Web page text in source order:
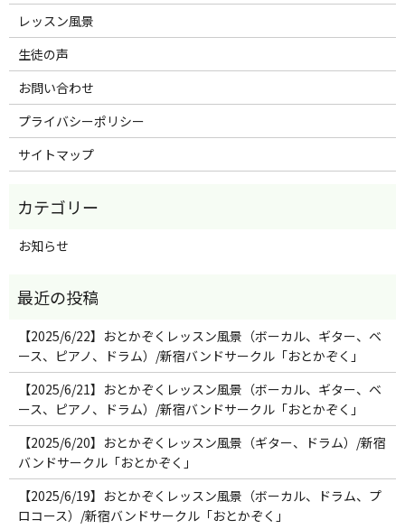
レッスン風景
生徒の声
お問い合わせ
プライバシーポリシー
サイトマップ
お知らせ
【2025/6/22】おとかぞくレッスン風景（ボーカル、ギター、ベ
ース、ピアノ、ドラム）/新宿バンドサークル「おとかぞく」
【2025/6/21】おとかぞくレッスン風景（ボーカル、ギター、ベ
ース、ピアノ、ドラム）/新宿バンドサークル「おとかぞく」
【2025/6/20】おとかぞくレッスン風景（ギター、ドラム）/新宿
バンドサークル「おとかぞく」
【2025/6/19】おとかぞくレッスン風景（ボーカル、ドラム、プ
ロコース）/新宿バンドサークル「おとかぞく」